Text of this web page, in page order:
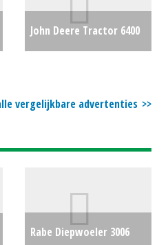
MACHINE (HG) #26661
€18750
John Deere Tractor 6400
vergelijkbare advertenties
Rabe Diepwoeler 3006